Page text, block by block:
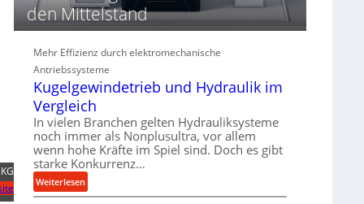
i
e
P
r
f
o
r
m
a
n
c
den Mittelstand
Mehr Effizienz durch elektromechanische
Antriebssysteme
Kugelgewindetrieb und Hydraulik im
Vergleich
In vielen Branchen gelten Hydrauliksysteme
noch immer als Nonplusultra, vor allem
wenn hohe Kräfte im Spiel sind. Doch es gibt
starke Konkurrenz…
Weiterlesen:
K